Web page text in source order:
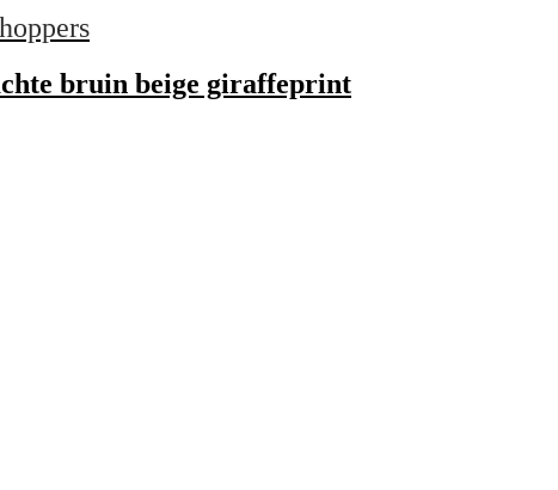
bruin beige giraffeprint